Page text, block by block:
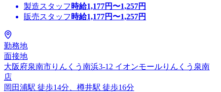
製造スタッフ 時給1,177円〜1,257円
販売スタッフ 時給1,177円〜1,257円
勤務地
面接地
大阪府泉南市りんくう南浜3-12 イオンモールりんくう泉南
店
岡田浦駅 徒歩14分、樽井駅 徒歩16分